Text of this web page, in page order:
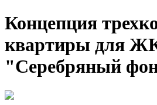
Концепция
квартиры для
"Серебряный